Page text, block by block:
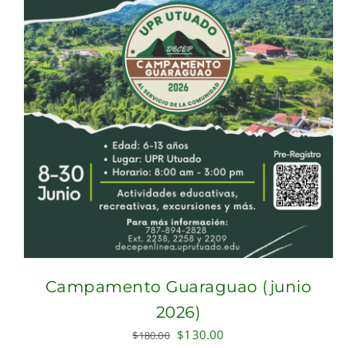
Campamento Guaraguao (junio
2026)
$180.00 Original
$130.00